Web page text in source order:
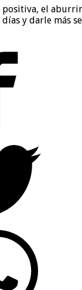
positiva, el
y darle más